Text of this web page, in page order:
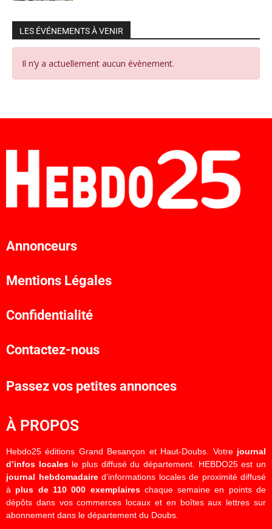
LES ÉVÉNEMENTS À VENIR
Il n’y a actuellement aucun évènement.
Annonceurs
Mentions Légales
Confidentialité
Contactez-nous
Passez vos petites annonces
À PROPOS
Hebdo25 éditions Grand Besançon et Haut-Doubs. Votre journal
d’infos localesle plus diffusé du département. HEBDO25 est un
journal hebdomadaired’informations locales de proximité diffusé
à plus de 110 000 exemplaireschaque semaine en points de
dépôts dans vos commerces locaux et en boîtes aux lettres sur
abonnement dans le département du Doubs.